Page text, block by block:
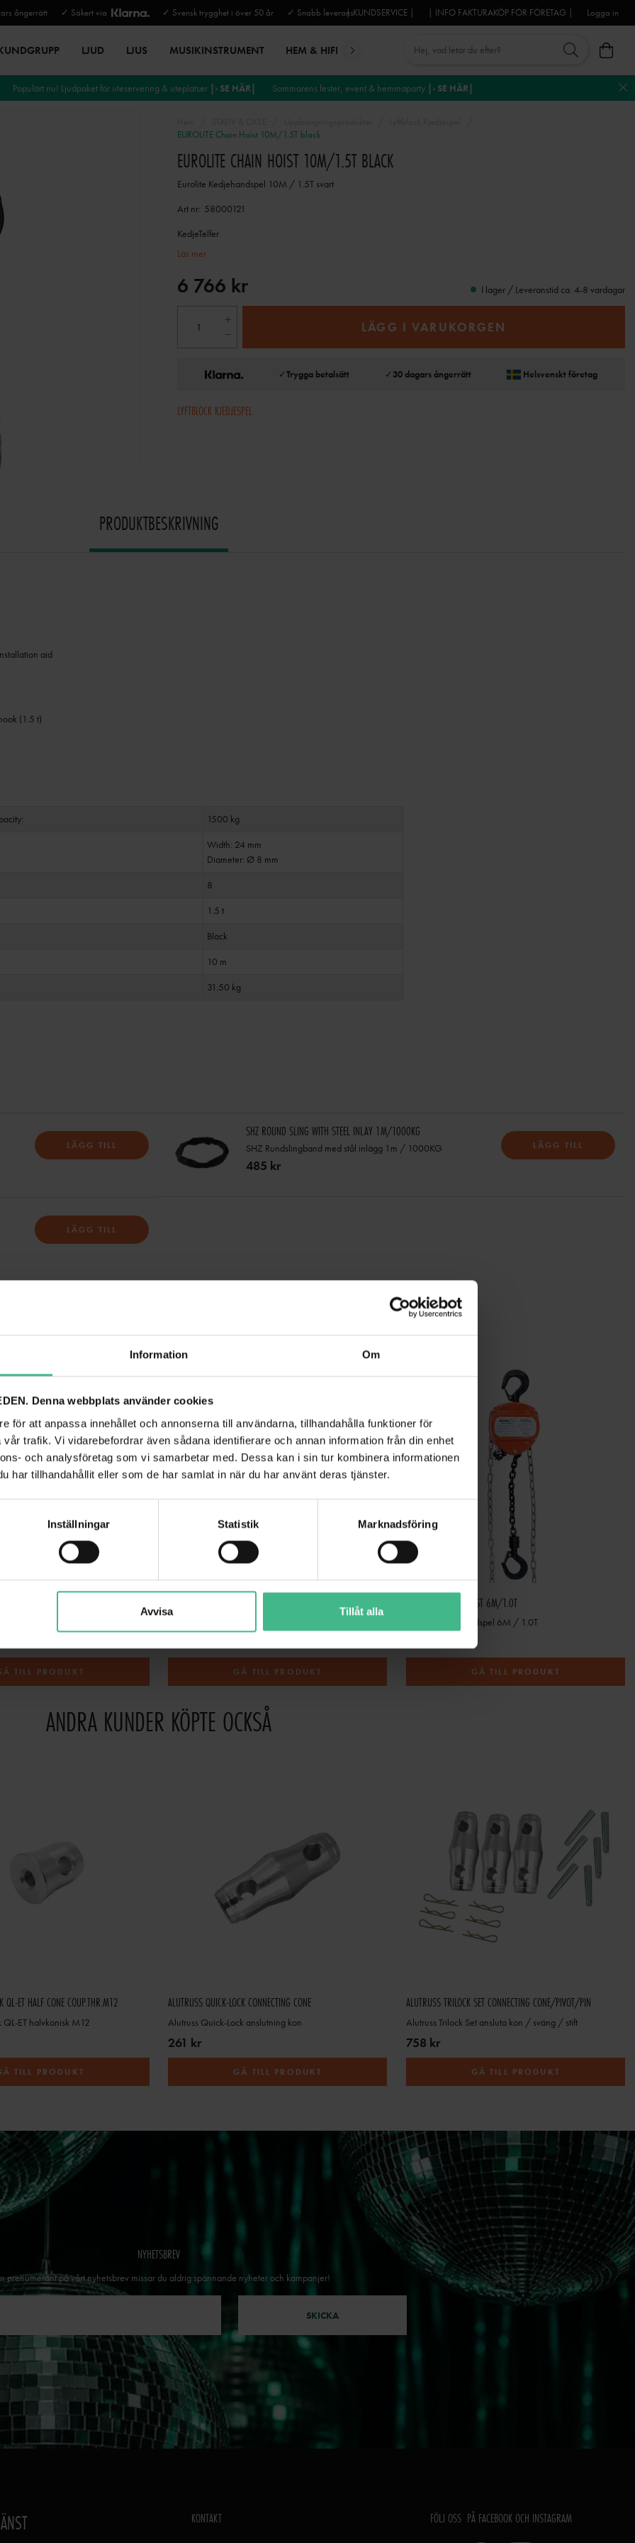
Information Om
Denna webbplats använder cookies
för att anpassa innehållet och annonserna till användarna, tillhandahålla funktioner för
trafik. Vi vidarebefordrar även sådana identifierare och annan information från din enhet
och analysföretag som vi samarbetar med. Dessa kan i sin tur kombinera informationen
har tillhandahållit eller som de har samlat in när du har använt deras tjänster.
Inställningar Statistik Marknadsföring
Avvisa Tillåt alla
ångerrätt ✓ Säkert via ✓ Svensk trygghet i över 50 år ✓ Snabb leverans| KUNDSERVICE | | INFO FAKTURAKÖP FÖR FÖRETAG | Logga in
LJUD LJUS MUSIKINSTRUMENT HEM & HIFI MIKROFONER DJ-UTRUSTNING TROSS
Populärt nu! Ljudpaket för uteservering & uteplatser |› SE HÄR| Sommarens fester, event & hemmaparty |› SE HÄR|
EUROLITE Chain Hoist 10M/1.5T black
EUROLITE CHAIN HOIST 10M/1.5T BLACK
Eurolite Kedjehandspel 10M / 1.5T svart
Art nr: 58000121
KedjeTelfer
Läs mer
6 766 kr I lager / Leveranstid ca. 4-8 vardagar
LÄGG I VARUKORGEN
✓Trygga betalsätt ✓30 dagars ångerrätt Helsvenskt företag
LYFTBLOCK KJEDJESPEL
PRODUKTBESKRIVNING
aid
(1.5 t)
1500 kg
Width: 24 mm
Diameter: Ø 8 mm
8
1.5 t
Black
10 m
31.50 kg
LÄGG TILL
SHZ ROUND SLING WITH STEEL INLAY 1M/1000KG
SHZ Rundslingband med stål inlägg 1m / 1000KG
485 kr
LÄGG TILL
LÄGG TILL
TILL PRODUKT GÅ TILL PRODUKT
EUROLITE CHAIN HOIST 6M/1.0T
Eurolite Kedjehandspel 6M / 1.0T
GÅ TILL PRODUKT
ANDRA KUNDER KÖPTE OCKSÅ
QL-ET HALF CONE COUP.THR.M12
ET halvkonisk M12
TILL PRODUKT
ALUTRUSS QUICK-LOCK CONNECTING CONE
Alutruss Quick-Lock anslutning kon
261 kr
GÅ TILL PRODUKT
ALUTRUSS TRILOCK SET CONNECTING CONE/PIVOT/PIN
Alutruss Trilock Set ansluta kon / sväng / stift
758 kr
GÅ TILL PRODUKT
NYHETSBREV
prenumerant på vårt nyhetsbrev missar du aldrig spännande nyheter och kampanjer!
SKICKA
KONTAKT FÖLJ OSS PÅ FACEBOOK OCH INSTAGRAM